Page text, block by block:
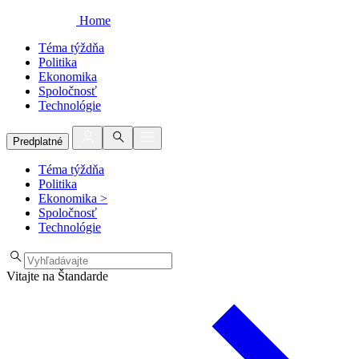
Home
Téma týždňa
Politika
Ekonomika
Spoločnosť
Technológie
Predplatné
Téma týždňa
Politika
Ekonomika >
Spoločnosť
Technológie
Vitajte na Štandarde